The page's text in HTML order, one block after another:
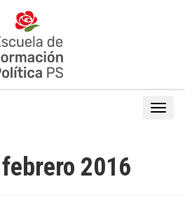
febrero 2016